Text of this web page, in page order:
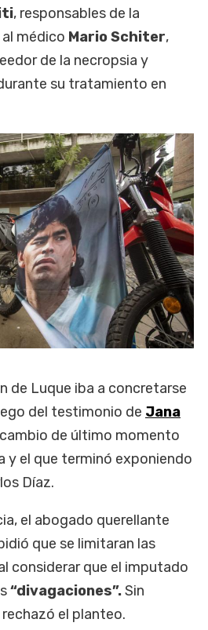
, responsables de la
médico Mario Schiter,
de la necropsia y
su tratamiento en
de Luque iba a concretarse
del testimonio de Jana
de último momento
y el que terminó exponiendo
Díaz.
el abogado querellante
que se limitaran las
considerar que el imputado
“divagaciones”.Sin
el planteo.